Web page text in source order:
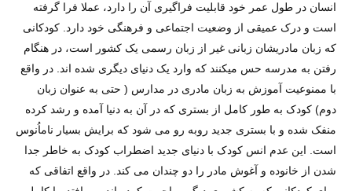
انسان در طول عمر خود قابلیت فراگیری آن را دارد، عملا فرا گرفته
است و درک عمیقی از وضعیت اجتماعی و فرهنگی خود دارد. کودکانی
که زبان مادریشان زبانی غیر از زبان رسمی یک کشور است، در هنگام
رفتن به مدرسه حس میکنند که وارد یک دنیای دیگری شده اند. در واقع
با ممنوعیت آموزش به زبان مادری در مدارس ( حتی به عنوان زبان
دوم) کودک به طور کامل از بستری که در آن به دنیا آمده و رشد کرده
منفک شده و با بستری جدید روبه رو می شود که برایش بسیار ناماُنوس
است. این عدم انس کودک با دنیای جدید اضطراب کودک به خاطر جدا
شدن از خانوده و آغوش مادر را دو چندان می کند. در واقع اتفاقی که